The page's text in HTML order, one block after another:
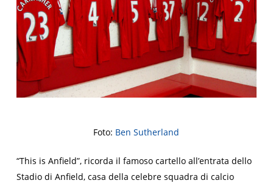
Foto: Ben Sutherland
“This is Anfield”, ricorda il famoso cartello all’entrata dello
Stadio di Anfield, casa della celebre squadra di calcio